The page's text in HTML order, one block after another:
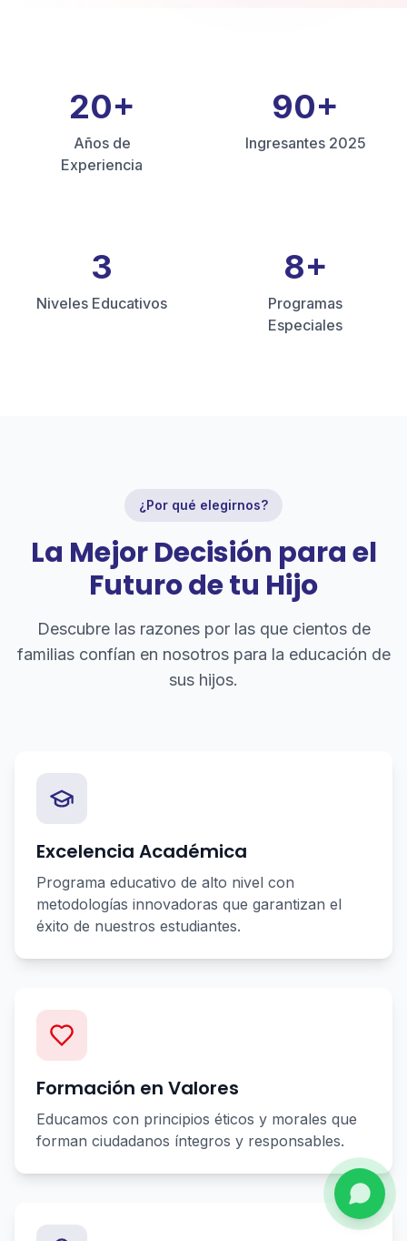
20+
Años de
Experiencia
90+
Ingresantes 2025
3
Niveles Educativos
8+
Programas
Especiales
¿Por qué elegirnos?
La Mejor Decisión para el
Futuro de tu Hijo
Descubre las razones por las que cientos de
familias confían en nosotros para la educación de
sus hijos.
Excelencia Académica
Programa educativo de alto nivel con
metodologías innovadoras que garantizan el
éxito de nuestros estudiantes.
Formación en Valores
Educamos con principios éticos y morales que
forman ciudadanos íntegros y responsables.